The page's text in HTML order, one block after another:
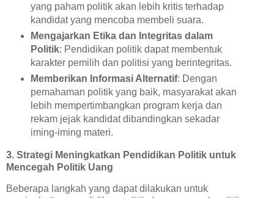
yang paham politik akan lebih kritis terhadap
kandidat yang mencoba membeli suara.
Mengajarkan Etika dan Integritas dalam
Politik: Pendidikan politik dapat membentuk
karakter pemilih dan politisi yang berintegritas.
Memberikan Informasi Alternatif: Dengan
pemahaman politik yang baik, masyarakat akan
lebih mempertimbangkan program kerja dan
rekam jejak kandidat dibandingkan sekadar
iming-iming materi.
3. Strategi Meningkatkan Pendidikan Politik untuk
Mencegah Politik Uang
Beberapa langkah yang dapat dilakukan untuk